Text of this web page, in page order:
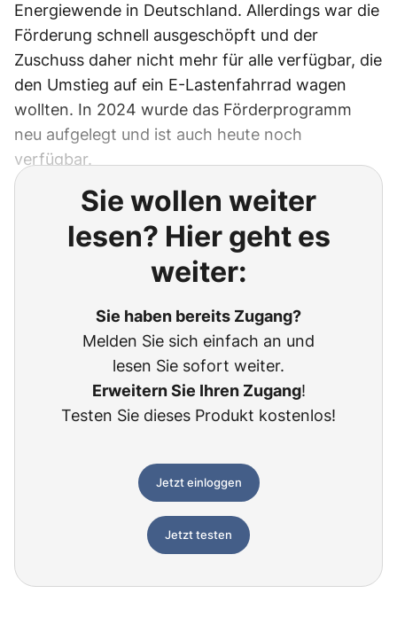
Energiewende in Deutschland. Allerdings war die
Förderung schnell ausgeschöpft und der
Zuschuss daher nicht mehr für alle verfügbar, die
den Umstieg auf ein E-Lastenfahrrad wagen
wollten. In 2024 wurde das Förderprogramm
neu aufgelegt und ist auch heute noch
verfügbar.
Sie wollen weiter
lesen? Hier geht es
weiter:
Sie haben bereits Zugang?
Melden Sie sich einfach an und
lesen Sie sofort weiter.
Erweitern Sie Ihren Zugang!
Testen Sie dieses Produkt kostenlos!
Jetzt einloggen
Jetzt testen